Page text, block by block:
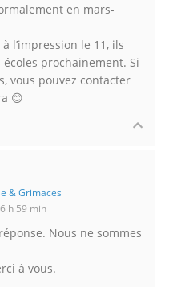
en mars-
l’impression le 11, ils
prochainement. Si
vous pouvez contacter
😊
& Grimaces
h 59 min
Nous ne sommes
à vous.